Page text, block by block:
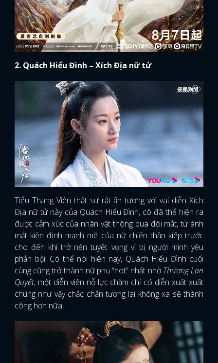
2. Quách Hiểu Đình – Xích Địa nữ tử
Tiểu Thang Viên thật sự rất ấn tượng với vai diễn Xích
Địa nữ tử này của Quách Hiểu Đình, cô đã thể hiện ra
được cảm xúc của nhân vật thông qua đôi mắt, từ ánh
mắt kiên định mạnh mẽ của nữ chiến thần kiếp trước
cho đến khi trở nên tuyệt vọng vì bị người mình yêu
phản bội. Có thể nói hiện nay, Quách Hiểu Đình cuối
cùng cũng trở thành nữ phụ “hot” nhất nhờThương Lan
Quyết, một diễn viên nỗ lực chăm chỉ có diễn xuất xuất
chúng như vậy chắc chắn tương lai không xa sẽ thành
công hơn nữa.